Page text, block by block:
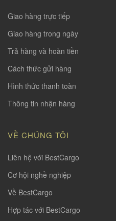
Giao hàng trực tiếp
Giao hàng trong ngày
Trả hàng và hoàn tiền
Cách thức gửi hàng
Hình thức thanh toàn
Thông tin nhận hàng
VỀ CHÚNG TÔI
Liên hệ với BestCargo
Cơ hội nghề nghiệp
Về BestCargo
Hợp tác với BestCargo